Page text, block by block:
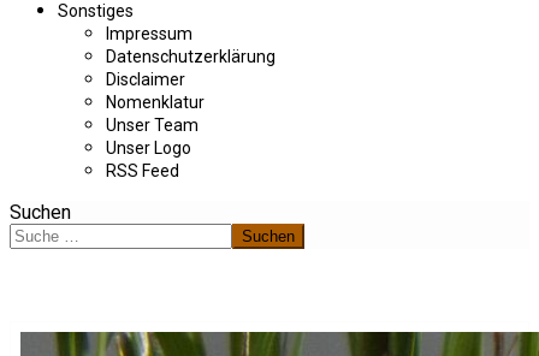
Sonstiges
Impressum
Datenschutzerklärung
Disclaimer
Nomenklatur
Unser Team
Unser Logo
RSS Feed
Suchen
Suchen